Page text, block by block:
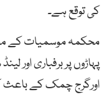
کی توقع ہے۔
محکمہ موسمیات کے
پہاڑوں پر برفباری اور
اورگرج چمک کے باعث